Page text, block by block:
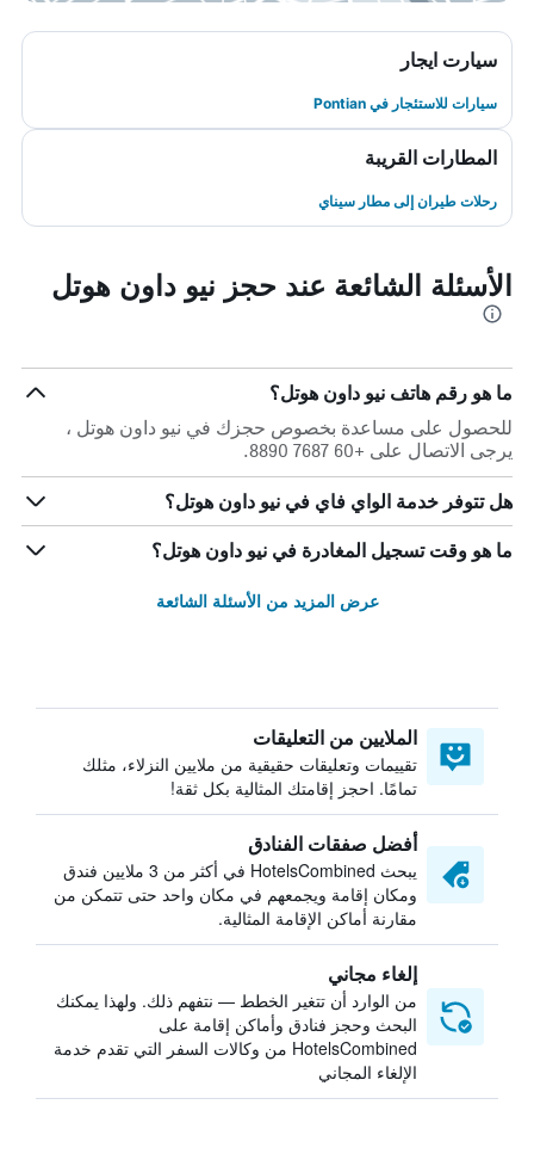
سيارت ايجار
سيارات للاستئجار في Pontian
المطارات القريبة
رحلات طيران إلى مطار سيناي
الأسئلة الشائعة عند حجز نيو داون هوتل
ما هو رقم هاتف نيو داون هوتل؟
للحصول على مساعدة بخصوص حجزك في نيو داون هوتل ،
يرجى الاتصال على +60 7687 8890.
هل تتوفر خدمة الواي فاي في نيو داون هوتل؟
ما هو وقت تسجيل المغادرة في نيو داون هوتل؟
عرض المزيد من الأسئلة الشائعة
الملايين من التعليقات
تقييمات وتعليقات حقيقية من ملايين النزلاء، مثلك
تمامًا. احجز إقامتك المثالية بكل ثقة!
أفضل صفقات الفنادق
يبحث HotelsCombined في أكثر من 3 ملايين فندق
ومكان إقامة ويجمعهم في مكان واحد حتى تتمكن من
مقارنة أماكن الإقامة المثالية.
إلغاء مجاني
من الوارد أن تتغير الخطط — نتفهم ذلك. ولهذا يمكنك
البحث وحجز فنادق وأماكن إقامة على
HotelsCombined من وكالات السفر التي تقدم خدمة
الإلغاء المجاني